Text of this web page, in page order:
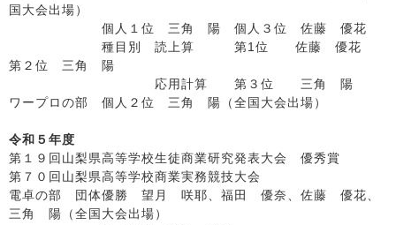
国大会出場）
個人１位 三角 陽 個人３位 佐藤 優花
種目別 読上算 第1位 佐藤 優花
第２位 三角 陽
応用計算 第３位 三角 陽
ワープロの部 個人２位 三角 陽（全国大会出場）
令和５年度
第１９回山梨県高等学校生徒商業研究発表大会 優秀賞
第７０回山梨県高等学校商業実務競技大会
電卓の部 団体優勝 望月 咲耶、福田 優奈、佐藤 優花、
三角 陽（全国大会出場）